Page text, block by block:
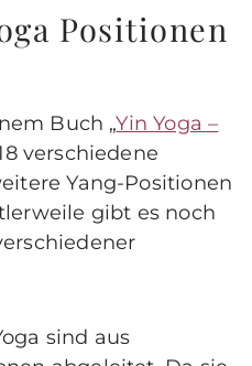
Positionen
Buch „Yin Yoga –
verschiedene
Yang-Positionen
gibt es noch
sind aus